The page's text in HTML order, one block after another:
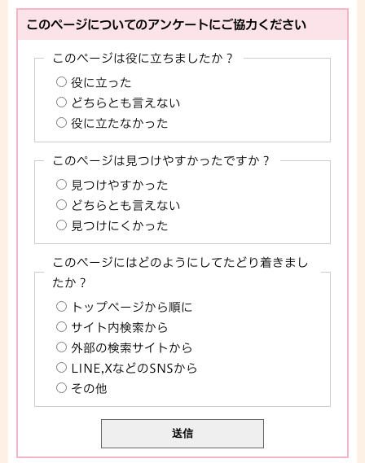
このページについてのアンケートにご協力ください
このページは役に立ちましたか？
役に立った
どちらとも言えない
役に立たなかった
このページは見つけやすかったですか？
見つけやすかった
どちらとも言えない
見つけにくかった
このページにはどのようにしてたどり着きまし
たか？
トップページから順に
サイト内検索から
外部の検索サイトから
LINE,XなどのSNSから
その他